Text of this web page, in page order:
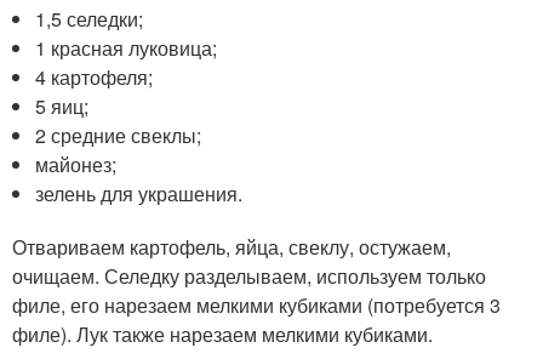
1,5 селедки;
1 красная луковица;
4 картофеля;
5 яиц;
2 средние свеклы;
майонез;
зелень для украшения.
Отвариваем картофель, яйца, свеклу, остужаем,
очищаем. Селедку разделываем, используем только
филе, его нарезаем мелкими кубиками (потребуется 3
филе). Лук также нарезаем мелкими кубиками.